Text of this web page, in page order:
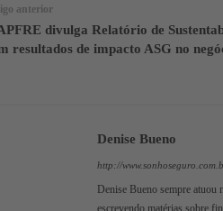
anterior
divulga Relatório de
resultados de impacto ASG no
Denise Bueno
http://
Denise Bueno sempre atuou
escrevendo matérias sobre